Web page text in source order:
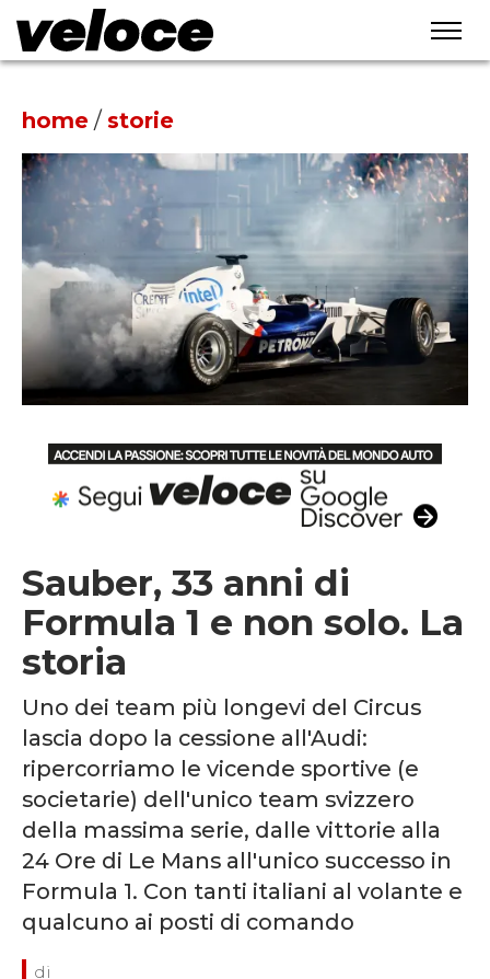
home / storie
Sauber, 33 anni di
Formula 1 e non solo. La
storia
Uno dei team più longevi del Circus
lascia dopo la cessione all'Audi:
ripercorriamo le vicende sportive (e
societarie) dell'unico team svizzero
della massima serie, dalle vittorie alla
24 Ore di Le Mans all'unico successo in
Formula 1. Con tanti italiani al volante e
qualcuno ai posti di comando